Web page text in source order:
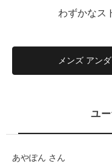
わずかなス
メンズ アン
ユ
あやぽん さん